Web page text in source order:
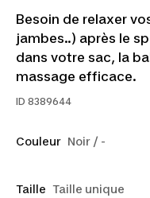
Besoin de relaxer
jambes..) après le
dans votre sac, la
massage efficace.
ID 8389644
Couleur Noir / -
Taille Taille unique